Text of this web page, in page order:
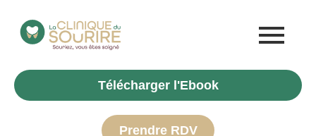
contenu
Télécharger l'Ebook
Prendre RDV